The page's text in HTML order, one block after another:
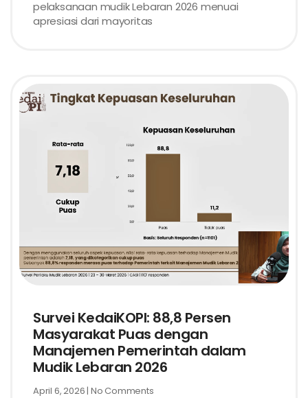
pelaksanaan mudik Lebaran 2026 menuai
apresiasi dari mayoritas
Survei KedaiKOPI: 88,8 Persen
Masyarakat Puas dengan
Manajemen Pemerintah dalam
Mudik Lebaran 2026
April 6, 2026 No Comments